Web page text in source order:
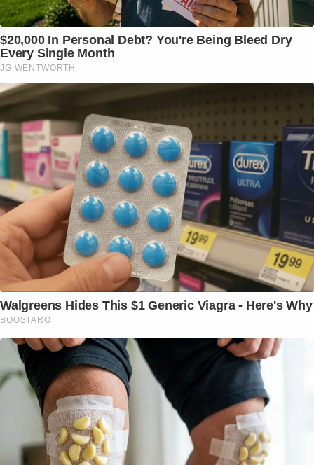
$20,000 In Personal Debt? You're Being Bleed Dry
Every Single Month
JG WENTWORTH
Walgreens Hides This $1 Generic Viagra - Here's Why
BOOSTARO